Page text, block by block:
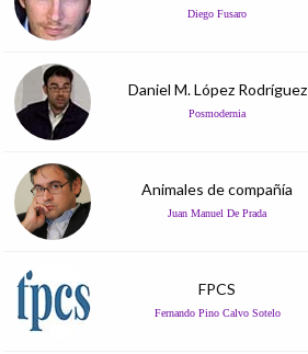
Diego Fusaro
Daniel M. López Rodríguez
Posmodernia
Animales de compañía
Juan Manuel De Prada
FPCS
Fernando Pino Calvo Sotelo